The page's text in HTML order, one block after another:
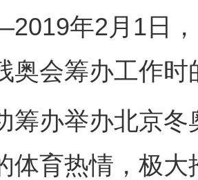
年2月1日，
奥会筹办工作时
办举办北京冬
体育热情，极